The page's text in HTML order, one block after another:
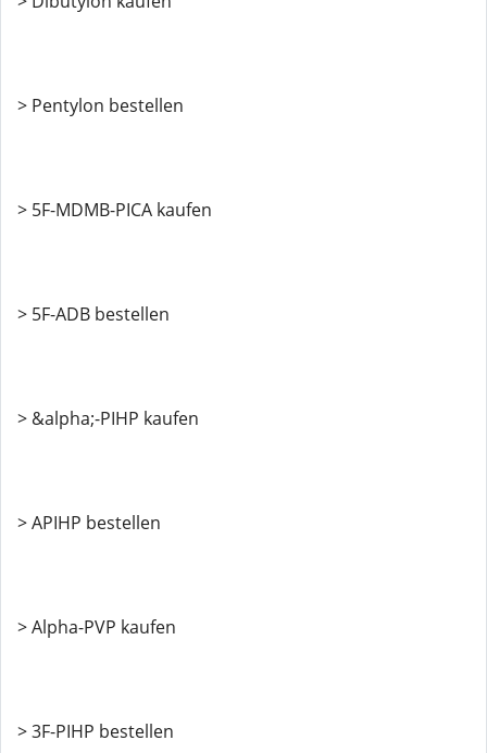
> Pentylon bestellen
> 5F-MDMB-PICA kaufen
> 5F-ADB bestellen
> &alpha;-PIHP kaufen
> APIHP bestellen
> Alpha-PVP kaufen
> 3F-PIHP bestellen